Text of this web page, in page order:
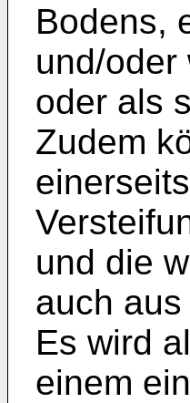
Bodens,
und/oder
oder als
Zudem
und die
auch
Es wird
einem